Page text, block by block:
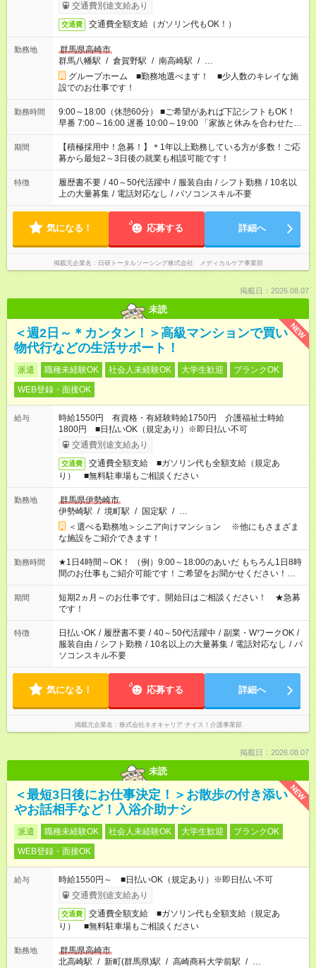
交通費別途支給あり
交通費 交通費全額支給（ガソリン代もOK！）
勤務地
群馬県高崎市
群馬八幡駅 / 倉賀野駅 / 南高崎駅 / …
グループホーム ■勤務地選べます！ ■少人数のキレイな施
設でのお仕事です！
勤務時間
9:00～18:00（休憩60分） ■ご希望があれば下記シフトもOK！
早番 7:00～16:00 遅番 10:00～19:00 「家族と休みを合わせた
い」 「余裕を持って夕飯の準備がしたい」 「できれば残業はし
たくない」 など、ご希望を教えてくださいね。 ※Wワーク希望
の方へ 今ご覧のお仕事で希望する勤務時間と、もう1つのお仕事
の勤務時間。 合計で週40時間を超える場合は応募できません。
期間
【積極採用中！急募！】＊1年以上勤務している方が多数！ご応
募から最短2～3日後の就業も相談可能です！
特徴 履歴書不要 / 40～50代活躍中 / 服装自由 / シフト勤務 / 10名以
上の大量募集 / 電話対応なし / パソコンスキル不要
気になる！ 応募する 詳細へ
掲載元企業名 日研トータルソーシング株式会社 メディカルケア事業部
掲載日：2026.08.07
未読
NEW
＜週2日～＊カンタン！＞高級マンションで買い
物代行などの生活サポート！
派遣 職種未経験OK 社会人未経験OK 大学生歓迎
ブランクOK
WEB登録・面接OK
給与
時給1550円 有資格・有経験時給1750円 介護福祉士時給
1800円 ■日払いOK（規定あり）※即日払い不可
交通費別途支給あり
交通費
交通費全額支給 ■ガソリン代も全額支給（規定あ
り） ■無料駐車場もご相談ください
勤務地
群馬県伊勢崎市
伊勢崎駅 / 境町駅 / 国定駅 / …
＜選べる勤務地＞シニア向けマンション ※他にもさまざま
な施設をご紹介できます！
勤務時間
★1日4時間～OK！ （例）9:00～18:00のあいだ もちろん1日8時
間のお仕事もご紹介可能です！ご希望をお聞かせください！★家
庭の都合でお休みが必要な場合も遠慮なくご相談ください。 ※
週最低15時間以上の勤務が必要です
期間
短期2ヵ月～のお仕事です。開始日はご相談ください！ ★急募
です！
特徴 日払いOK / 履歴書不要 / 40～50代活躍中 / 副業・WワークOK /
服装自由 / シフト勤務 / 10名以上の大量募集 / 電話対応なし / パ
ソコンスキル不要
気になる！ 応募する 詳細へ
掲載元企業名 株式会社ネオキャリア ナイス！介護事業部
掲載日：2026.08.07
未読
NEW
＜最短3日後にお仕事決定！＞お散歩の付き添い
やお話相手など！入浴介助ナシ
派遣 職種未経験OK 社会人未経験OK 大学生歓迎
ブランクOK
WEB登録・面接OK
給与
時給1550円～ ■日払いOK（規定あり）※即日払い不可
交通費別途支給あり
交通費
交通費全額支給 ■ガソリン代も全額支給（規定あ
り） ■無料駐車場もご相談ください
勤務地
群馬県高崎市
北高崎駅 / 新町(群馬県)駅 / 高崎商科大学前駅 / …